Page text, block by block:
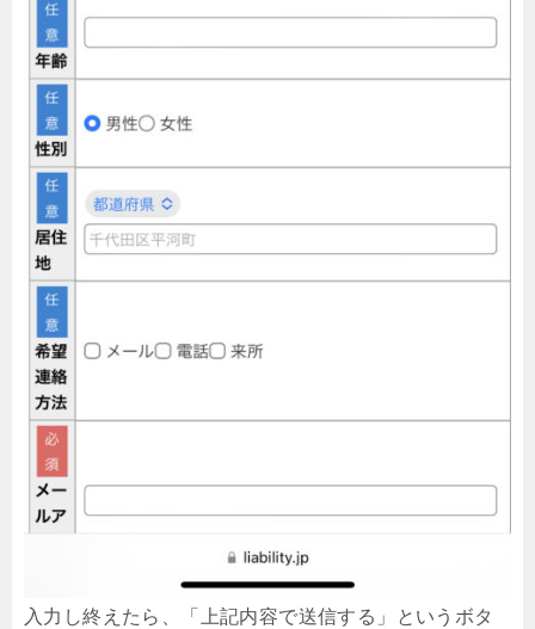
入力し終えたら、「上記内容で送信する」というボタ